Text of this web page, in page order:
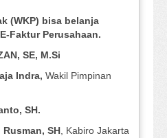
(WKP) bisa belanja
Faktur Perusahaan.
SE, M.Si
Indra, Wakil Pimpinan
SH.
Rusman, SH, Kabiro Jakarta